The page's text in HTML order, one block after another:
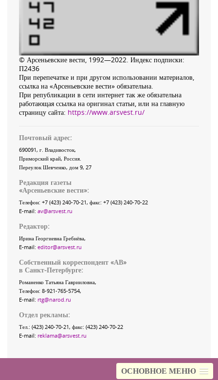
ОСНОВНОЕ МЕНЮ
© Арсеньевские вести, 1992—2022. Индекс подписки:
П2436
При перепечатке и при другом использовании материалов,
ссылка на «Арсеньевские вести» обязательна.
При републикации в сети интернет так же обязательна
работающая ссылка на оригинал статьи, или на главную
страницу сайта: https://www.arsvest.ru/
Почтовый адрес:
690091, г. Владивосток,
Приморский край, Россия
Переулок Шевченко, дом 9, 27
Редакция газеты
«Арсеньевские вести»:
Телефон: +7 (423) 240-70-21, факс: +7 (423) 240-70-22
E-mail: av@arsvest.ru
Редактор:
Ирина Георгиевна Гребнёва,
E-mail: editor@arsvest.ru
Собственный корреспондент «АВ»
в Санкт-Петербурге:
Романенко Татьяна Гаврииловна,
Телефон: 8-921-765-5754,
E-mail: rtg@narod.ru
Отдел рекламы:
Тел.: (423) 240-70-21, факс: (423) 240-70-22
E-mail: reklama@arsvest.ru